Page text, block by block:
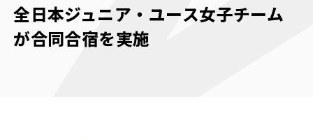
全日本ジュニア・ユース女子チーム
が合同合宿を実施